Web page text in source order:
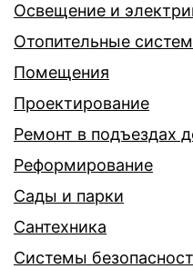
Освещение и
Отопительные
Помещения
Проектирование
Ремонт в подъездах
Реформирование
Сады и парки
Сантехника
Системы